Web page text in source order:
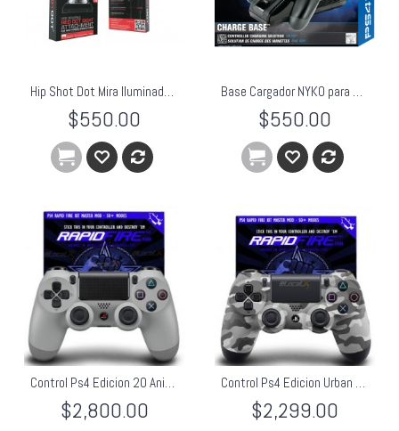
Hip Shot Dot Mira Iluminada Para Juegos Fps Gow Cod Halo
$550.00
Base Cargador NYKO para PlayStation 4.
$550.00
Control Ps4 Edicion 20 Aniversario Con Rapidfire incluido
$2,800.00
Control Ps4 Edicion Urban Camo Con Rapidfire incluido
$2,299.00